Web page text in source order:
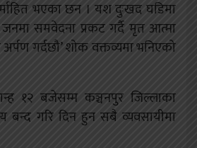
भएका छन । यश दुःखद घडिमा
समवेदना प्रकट गर्दै मृत आत्मा
अर्पण गर्दछौ’ शोक वक्तव्यमा भनिएको
१२ बजेसम्म कञ्चनपुर जिल्लाका
बन्द गरि दिन हुन सबै व्यवसायीमा